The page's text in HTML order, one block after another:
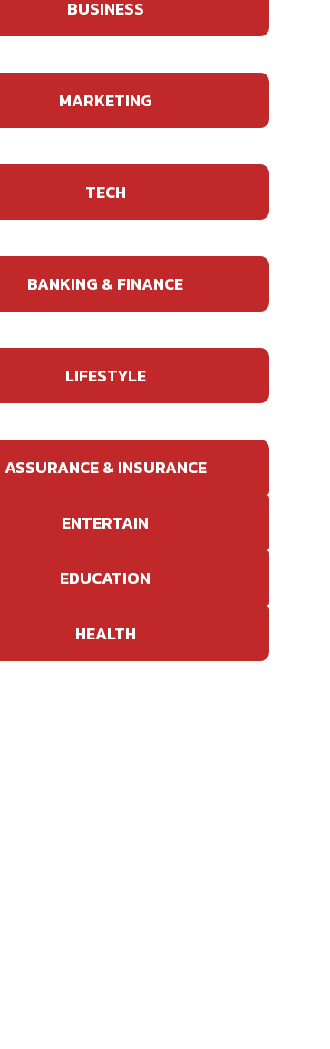
BUSINESS
MARKETING
TECH
BANKING & FINANCE
LIFESTYLE
ASSURANCE & INSURANCE
ENTERTAIN
EDUCATION
HEALTH